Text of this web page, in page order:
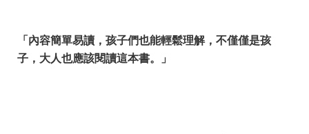
「內容簡單易讀，孩子們也能輕鬆理解，不僅僅是孩
子，大人也應該閱讀這本書。」